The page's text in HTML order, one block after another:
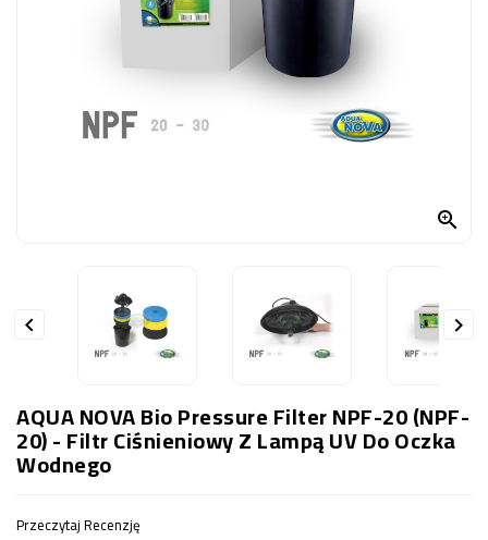

 
AQUA NOVA Bio Pressure Filter NPF-20 (NPF-
20) - Filtr Ciśnieniowy Z Lampą UV Do Oczka
Wodnego
Przeczytaj Recenzję